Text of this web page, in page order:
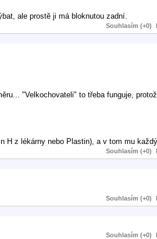
ale prostě ji má bloknutou zadní.
Souhlasím (+0)
"Velkochovateli" to třeba funguje,
z lékárny nebo Plastin), a v tom mu
Souhlasím (+0)
Souhlasím (+0)
Souhlasím (+0)